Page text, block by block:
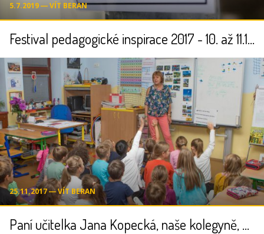
5.7.2019 ― VÍT BERAN
Festival pedagogické inspirace 2017 - 10. až 11.11.2017
25.11.2017 ― VÍT BERAN
Paní učitelka Jana Kopecká, naše kolegyně, získala cenu Global Teacher Prize ČR